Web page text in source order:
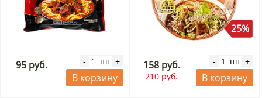
95 руб. - шт +
В корзину
25%
158 руб.
210 руб.
- шт +
В корзину